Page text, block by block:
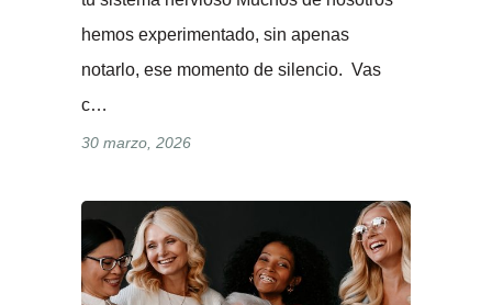
hemos experimentado, sin apenas
notarlo, ese momento de silencio. Vas
c…
30 marzo, 2026